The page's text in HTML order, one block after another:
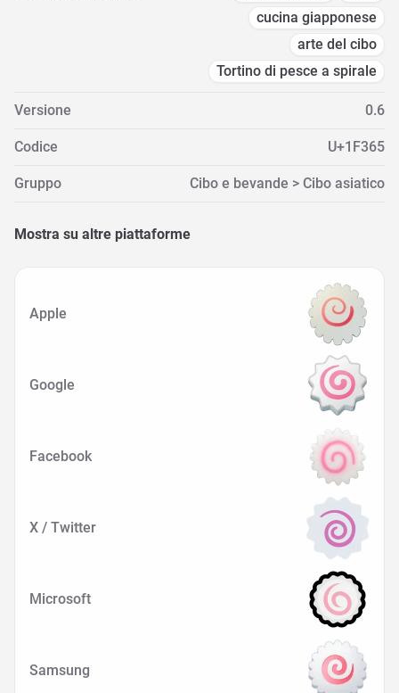
cucina giapponese
arte del cibo
Tortino di pesce a spirale
Versione 0.6
Codice U+1F365
Gruppo Cibo e bevande > Cibo asiatico
Mostra su altre piattaforme
Apple
Google
Facebook
X / Twitter
Microsoft
Samsung